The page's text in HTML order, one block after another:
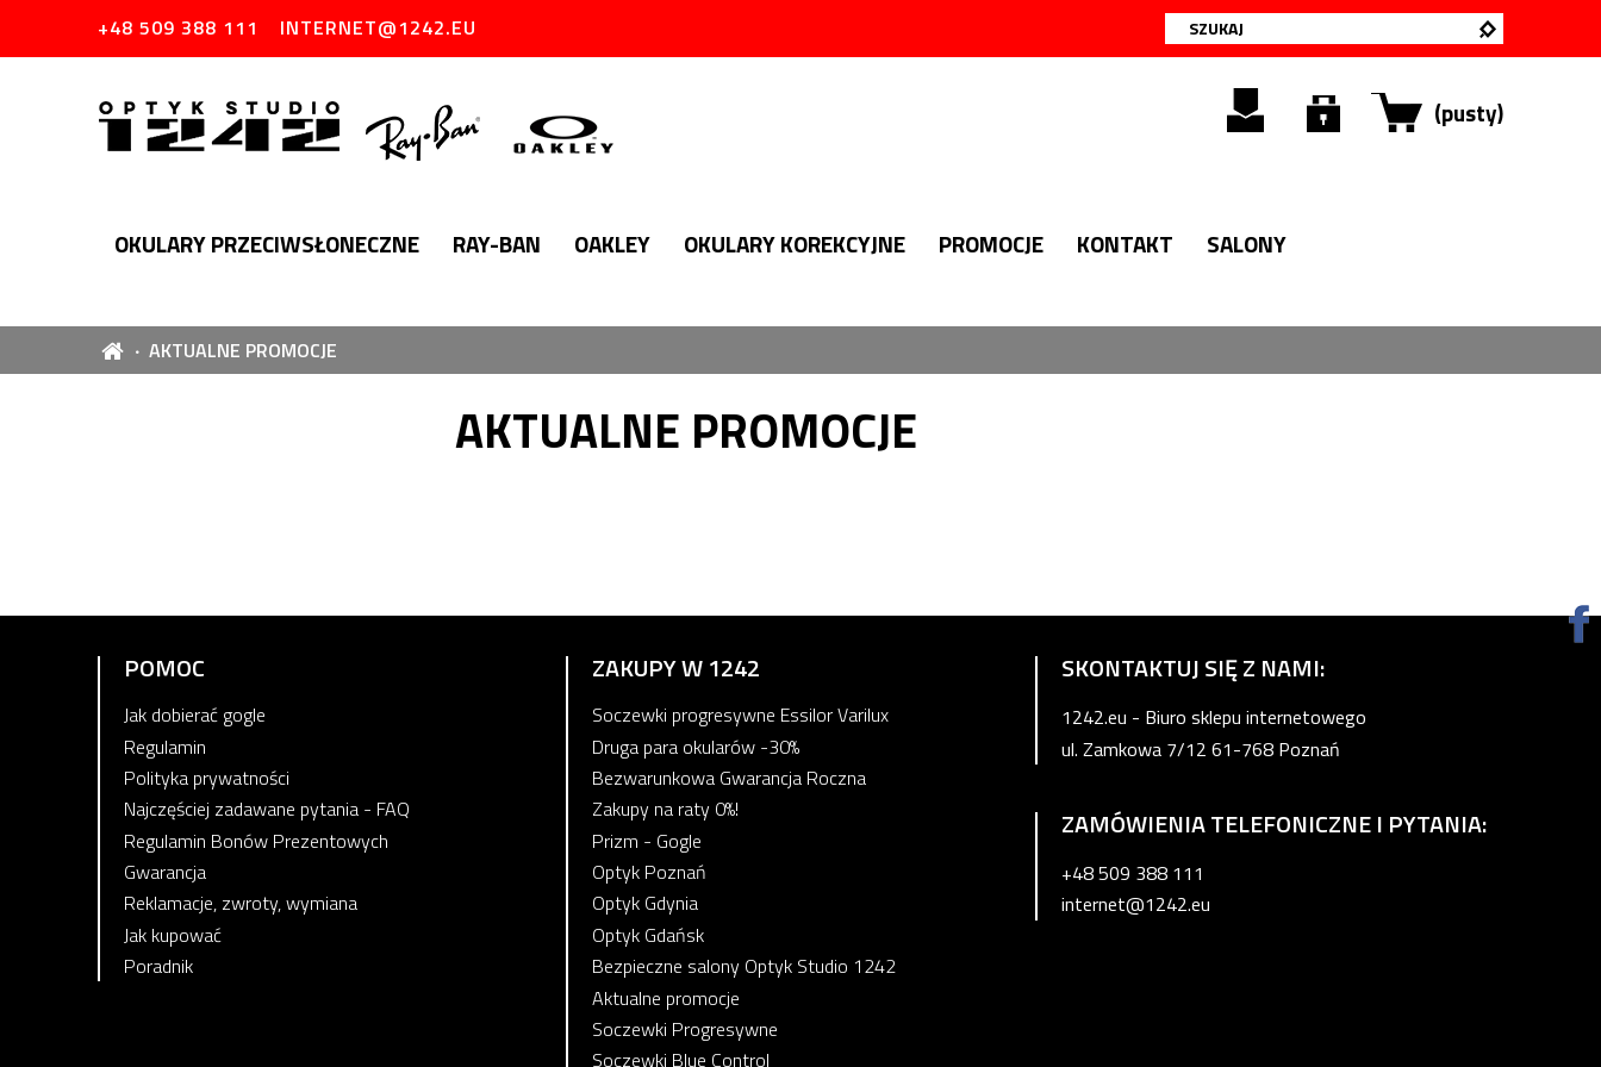
+48 509 388 111 INTERNET@1242.EU
(pusty)
OKULARY PRZECIWSŁONECZNE RAY-BAN OAKLEY OKULARY KOREKCYJNE PROMOCJE KONTAKT SALONY
AKTUALNE PROMOCJE
AKTUALNE PROMOCJE
POMOC
Jak dobierać gogle
Regulamin
Polityka prywatności
Najczęściej zadawane pytania - FAQ
Regulamin Bonów Prezentowych
Gwarancja
Reklamacje, zwroty, wymiana
Jak kupować
Poradnik
ZAKUPY W 1242
Soczewki progresywne Essilor Varilux
Druga para okularów -30%
Bezwarunkowa Gwarancja Roczna
Zakupy na raty 0%!
Prizm - Gogle
Optyk Poznań
Optyk Gdynia
Optyk Gdańsk
Bezpieczne salony Optyk Studio 1242
Aktualne promocje
Soczewki Progresywne
Soczewki Blue Control
SKONTAKTUJ SIĘ Z NAMI:
1242.eu - Biuro sklepu internetowego
ul. Zamkowa 7/12 61-768 Poznań
ZAMÓWIENIA TELEFONICZNE I PYTANIA:
+48 509 388 111
internet@1242.eu